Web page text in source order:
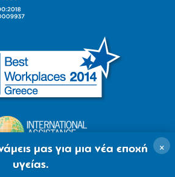
×
μας για μια νέα εποχή
υγείας.